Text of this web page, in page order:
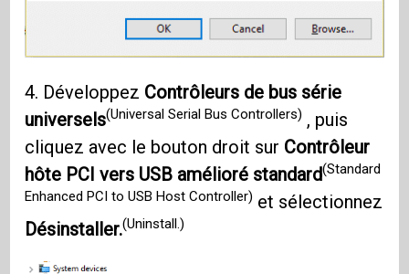
4. Développez Contrôleurs de bus série
universels(Universal Serial Bus Controllers) , puis
cliquez avec le bouton droit sur Contrôleur
hôte PCI vers USB amélioré standard(Standard
Enhanced PCI to USB Host Controller) et sélectionnez
Désinstaller.(Uninstall.)